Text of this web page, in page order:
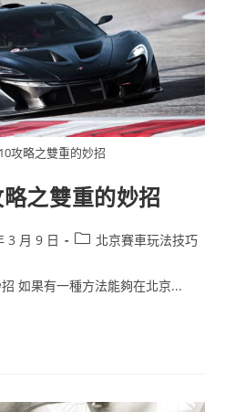
攻略之雙重的妙招
之雙重的妙招
3 月 9 日 北京賽車玩法技巧
如果有一種方法能夠在北京...